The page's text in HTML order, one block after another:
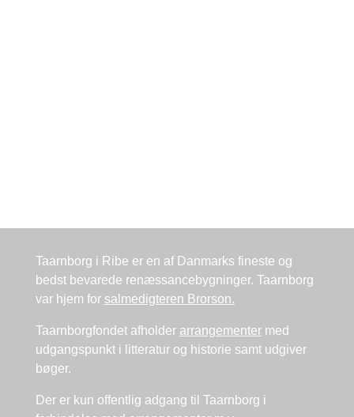
Taarnborg i Ribe er en af Danmarks fineste og
bedst bevarede renæssancebygninger. Taarnborg
var hjem for salmedigteren Brorson.
Taarnborgfondet afholder arrangementermed
udgangspunkt i litteratur og historie samt udgiver
bøger.
Der er kun offentlig adgang til Taarnborg i